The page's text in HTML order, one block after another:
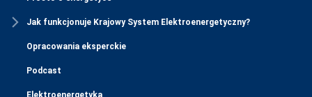
Jak funkcjonuje Krajowy System Elektroenergetyczny?
Opracowania eksperckie
Podcast
Elektroenergetyka